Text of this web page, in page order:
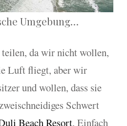
Umgebung…
da wir nicht wollen,
Luft fliegt, aber wir
und wollen, dass sie
Schwert
Beach Resort. Einfach